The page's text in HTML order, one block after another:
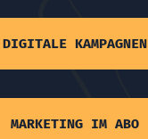
DIGITALE KAMPAGNEN
MARKETING IM ABO